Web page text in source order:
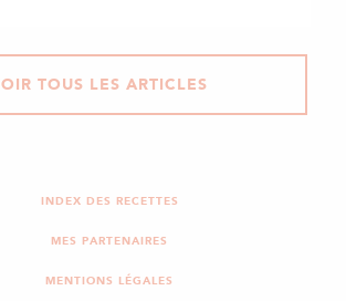
TOUS LES ARTICLES
INDEX DES RECETTES
MES PARTENAIRES
MENTIONS LÉGALES